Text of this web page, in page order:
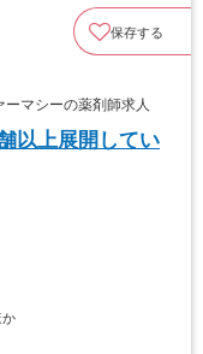
保存する
マシーの薬剤師求人
以上展開してい
か